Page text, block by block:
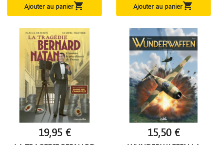
Ajouter au panier Ajouter au panier
19,95 € 15,50 €